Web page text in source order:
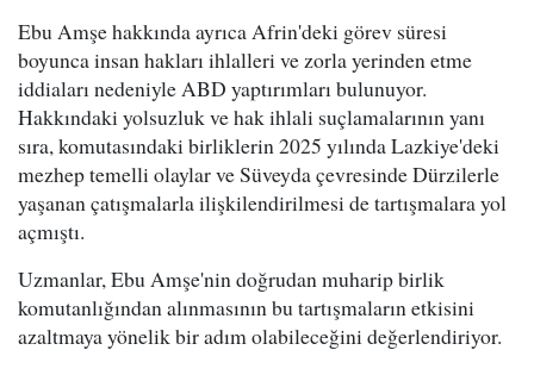
Ebu Amşe hakkında ayrıca Afrin'deki görev süresi
boyunca insan hakları ihlalleri ve zorla yerinden etme
iddiaları nedeniyle ABD yaptırımları bulunuyor.
Hakkındaki yolsuzluk ve hak ihlali suçlamalarının yanı
sıra, komutasındaki birliklerin 2025 yılında Lazkiye'deki
mezhep temelli olaylar ve Süveyda çevresinde Dürzilerle
yaşanan çatışmalarla ilişkilendirilmesi de tartışmalara yol
açmıştı.
Uzmanlar, Ebu Amşe'nin doğrudan muharip birlik
komutanlığından alınmasının bu tartışmaların etkisini
azaltmaya yönelik bir adım olabileceğini değerlendiriyor.